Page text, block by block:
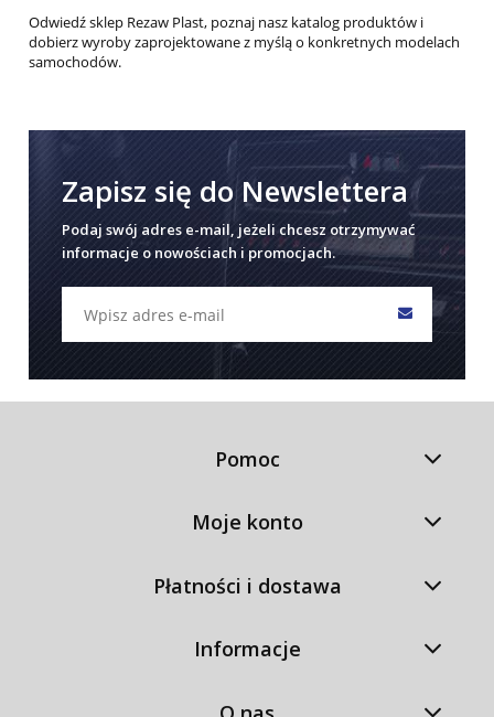
Odwiedź sklep Rezaw Plast, poznaj nasz katalog produktów i
dobierz wyroby zaprojektowane z myślą o konkretnych modelach
samochodów.
Zapisz się do Newslettera
Podaj swój adres e-mail, jeżeli chcesz otrzymywać
informacje o nowościach i promocjach.
Pomoc
Moje konto
Płatności i dostawa
Informacje